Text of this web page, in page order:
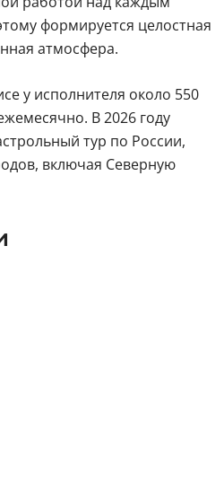
формируется целостная
атмосфера.
у исполнителя около 550
В 2026 году
тур по России,
включая Северную